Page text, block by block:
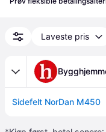
Laveste pris
Sidefelt NorDan M450